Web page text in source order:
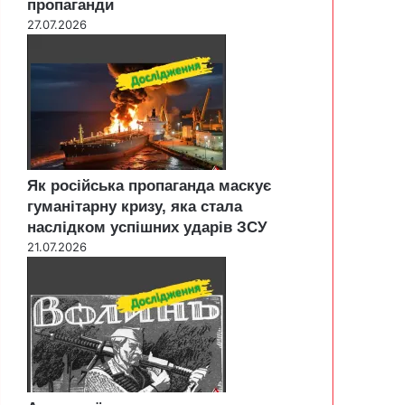
пропаганди
27.07.2026
Як російська пропаганда маскує
гуманітарну кризу, яка стала
наслідком успішних ударів ЗСУ
21.07.2026